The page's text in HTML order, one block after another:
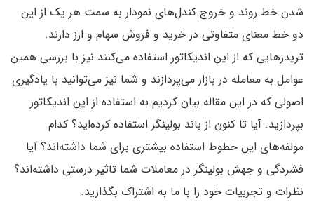
شدن خط روند و خروج کندل‌های نمودار به سمت هر یک از این
دو خط معنای متفاوتی در خرید و فروش سهام و ارز دارند.
تریدر‌هایی که از این اندیکاتور استفاده می‌کنند نیز با بررسی همین
عوامل به معامله در بازار می‌پردازند و شما نیز می‌توانید با یادگیری
اصولی که در این مقاله بیان کردیم به استفاده از این اندیکاتور
بپردازید. آیا تا کنون از باند بولینگر استفاده کرده‌اید؟ کدام
مولفه‌های این خطوط استفاده بیشتری برای شما داشته‌اند؟ آیا
فشردگی و جهش بولینگر در معاملات شما تاثیر درستی داشته‌اند؟
نظرات و تجربیات خود را با ما به اشتراک بگذارید.